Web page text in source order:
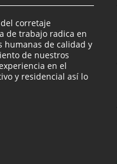
corretaje
de trabajo radica en
humanas de calidad y
de nuestros
en el
y residencial así lo